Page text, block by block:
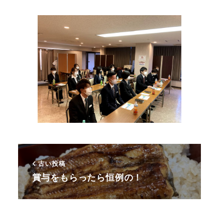
古い投稿
賞与をもらったら恒例の！